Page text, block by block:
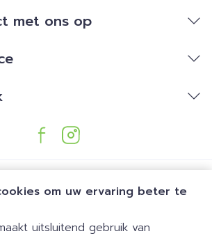
om uw ervaring beter te
uitsluitend gebruik van
met ons op